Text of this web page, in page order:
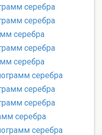
серебра
серебра
серебра
серебра
серебра
серебра
серебра
серебра
серебра
серебра